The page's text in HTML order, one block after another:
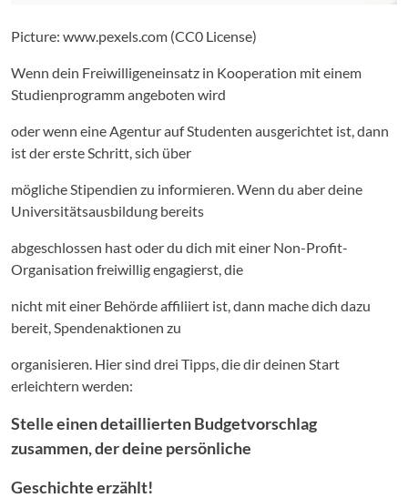
Picture: www.pexels.com (CC0 License)
Wenn dein Freiwilligeneinsatz in Kooperation mit einem
Studienprogramm angeboten wird
oder wenn eine Agentur auf Studenten ausgerichtet ist, dann
ist der erste Schritt, sich über
mögliche Stipendien zu informieren. Wenn du aber deine
Universitätsausbildung bereits
abgeschlossen hast oder du dich mit einer Non-Profit-
Organisation freiwillig engagierst, die
nicht mit einer Behörde affiliiert ist, dann mache dich dazu
bereit, Spendenaktionen zu
organisieren. Hier sind drei Tipps, die dir deinen Start
erleichtern werden:
Stelle einen detaillierten Budgetvorschlag
zusammen, der deine persönliche
Geschichte erzählt!